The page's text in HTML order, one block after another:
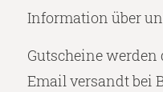
Information über
Gutscheine
Email versandt bei